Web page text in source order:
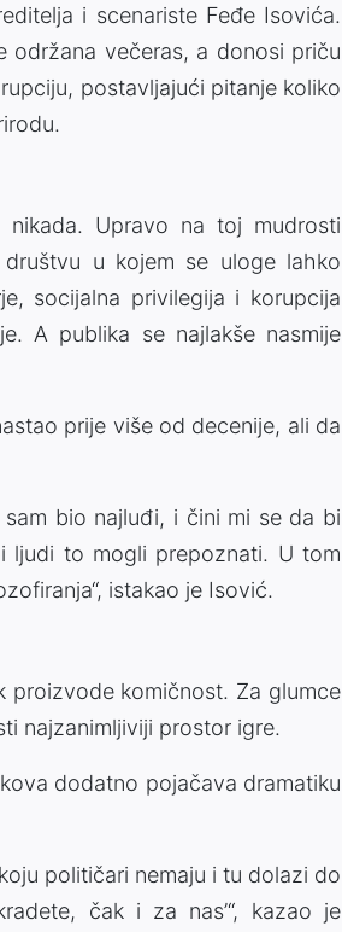
i scenariste Feđe Isovića.
održana večeras, a donosi priču
postavljajući pitanje koliko
Upravo na toj mudrosti
društvu u kojem se uloge lahko
socijalna privilegija i korupcija
A publika se najlakše nasmije
prije više od decenije, ali da
bio najluđi, i čini mi se da bi
ljudi to mogli prepoznati. U tom
istakao je Isović.
proizvode komičnost. Za glumce
najzanimljiviji prostor igre.
dodatno pojačava dramatiku
političari nemaju i tu dolazi do
čak i za nas’“, kazao je